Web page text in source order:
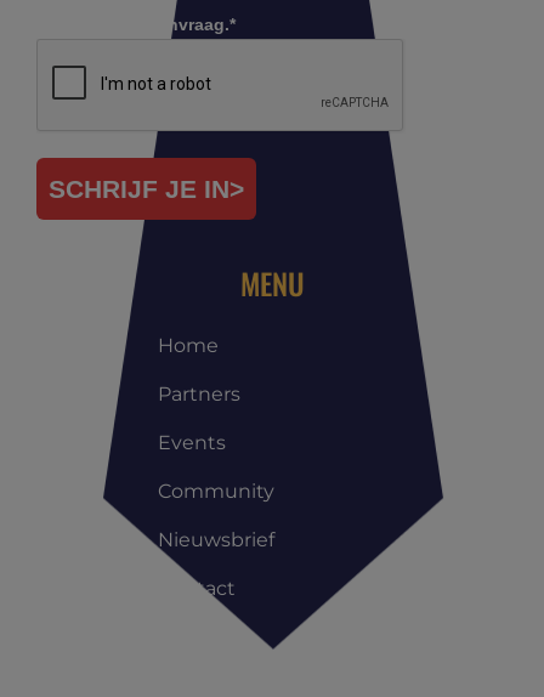
Controleer je aanvraag.*
SCHRIJF JE IN>
MENU
Home
Partners
Events
Community
Nieuwsbrief
Contact